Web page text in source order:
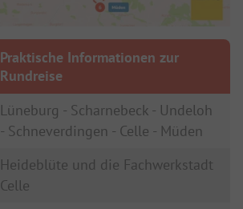
Praktische Informationen zur
Rundreise
Lüneburg - Scharnebeck - Undeloh
- Schneverdingen - Celle - Müden
Heideblüte und die Fachwerkstadt
Celle